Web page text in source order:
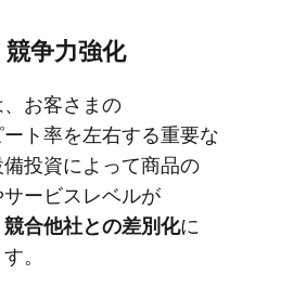
争力強化
お客さまの​
ト率を​左右する​重要な​
投資に​よって​商品の​
ービスレベルが​
​競合他社との​差別化に​
。